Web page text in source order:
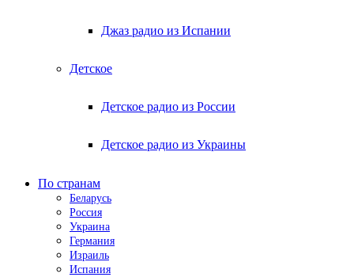
Джаз радио из Испании
Детское
Детское радио из России
Детское радио из Украины
По странам
Беларусь
Россия
Украина
Германия
Израиль
Испания